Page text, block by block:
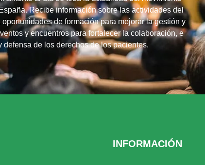
Recibe información sobre las actividades del
de formación para mejorar la gestión y
y encuentros para fortalecer la colaboración, e
de los derechos de los pacientes.
INFORMACIÓN